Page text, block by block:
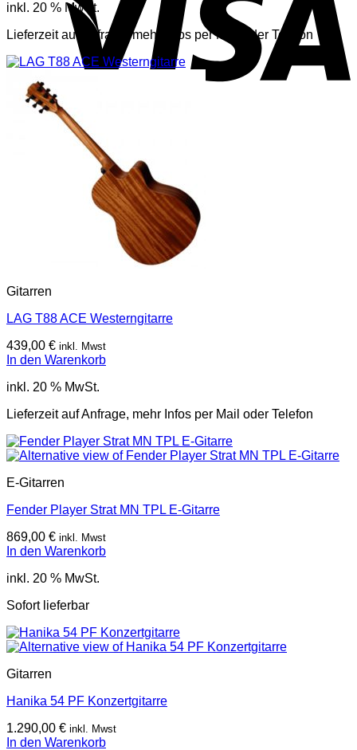
inkl. 20 % MwSt.
Lieferzeit auf Anfrage, mehr Infos per Mail oder Telefon
Gitarren
LAG T88 ACE Westerngitarre
439,00 € inkl. Mwst
In den Warenkorb
inkl. 20 % MwSt.
Lieferzeit auf Anfrage, mehr Infos per Mail oder Telefon
E-Gitarren
Fender Player Strat MN TPL E-Gitarre
869,00 € inkl. Mwst
In den Warenkorb
inkl. 20 % MwSt.
Sofort lieferbar
Gitarren
Hanika 54 PF Konzertgitarre
1.290,00 € inkl. Mwst
In den Warenkorb